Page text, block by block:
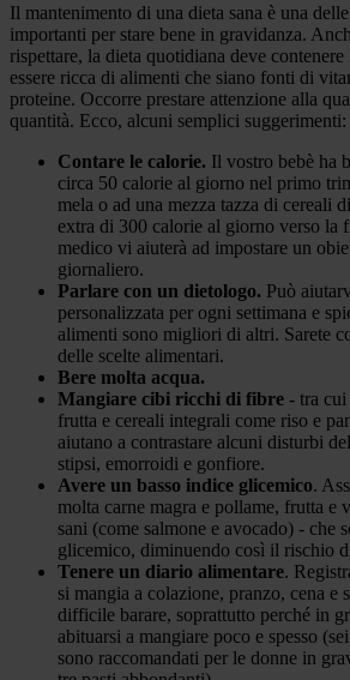
Il mantenimento di una dieta sana è una
importanti per stare bene in gravidanza.
rispettare, la dieta quotidiana deve contenere
essere ricca di alimenti che siano fonti di
proteine. Occorre prestare attenzione alla
quantità. Ecco, alcuni semplici suggerimenti:
Contare le calorie. Il vostro bebè ha
circa 50 calorie al giorno nel primo
mela o ad una mezza tazza di cereali
extra di 300 calorie al giorno verso la
medico vi aiuterà ad impostare un
giornaliero.
Parlare con un dietologo. Può
personalizzata per ogni settimana e
alimenti sono migliori di altri. Sarete
delle scelte alimentari.
Bere molta acqua.
Mangiare cibi ricchi di fibre - tra
frutta e cereali integrali come riso e
aiutano a contrastare alcuni disturbi
stipsi, emorroidi e gonfiore.
Avere un basso indice glicemico.
molta carne magra e pollame, frutta e
sani (come salmone e avocado) - che
glicemico, diminuendo così il rischio
Tenere un diario alimentare.
si mangia a colazione, pranzo, cena e
difficile barare, soprattutto perché in
abituarsi a mangiare poco e spesso
sono raccomandati per le donne in